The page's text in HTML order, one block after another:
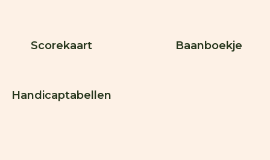
Scorekaart Baanboekje
Handicaptabellen